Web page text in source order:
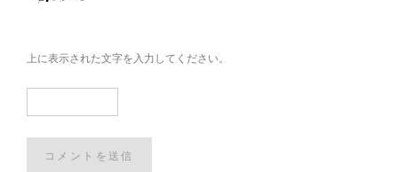
上に表示された文字を入力してください。